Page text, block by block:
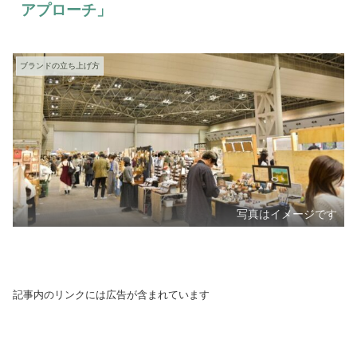
アプローチ」
ブランドの立ち上げ方
写真はイメージです
記事内のリンクには広告が含まれています